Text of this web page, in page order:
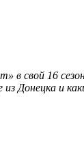
в свой 16
Донецка и